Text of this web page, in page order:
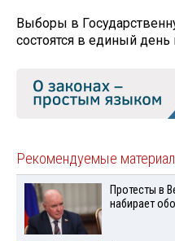
Выборы в
состоятся в единый день
Рекомендуемые
Протесты в
набирает